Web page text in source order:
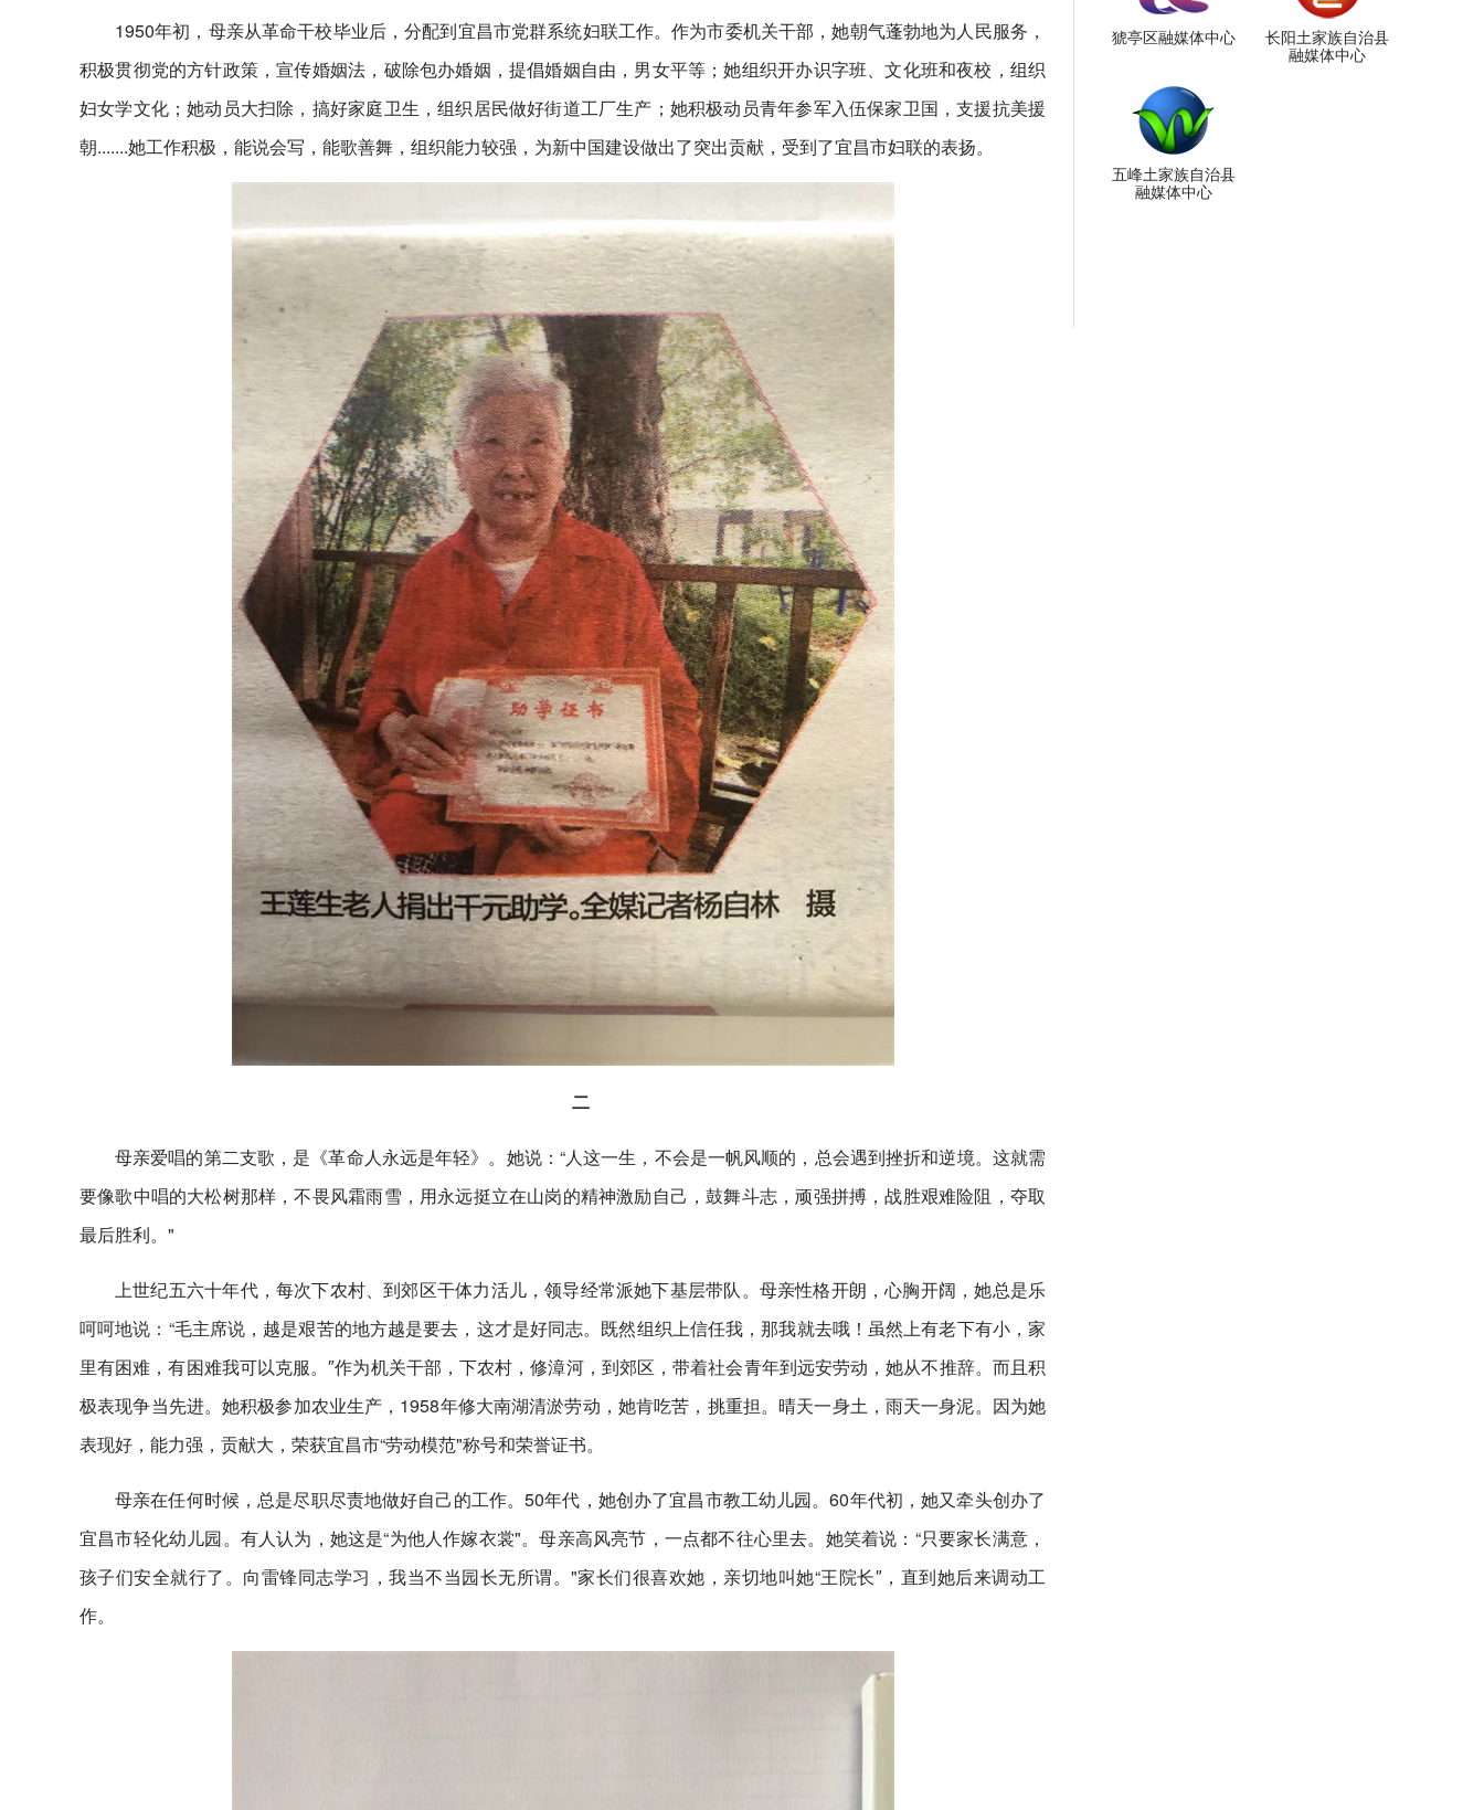
1950年初，母亲从革命干校毕业后，分配到宜昌市党群系统妇联工作。作为市委机关干部，她朝气蓬勃地为人民服务，
积极贯彻党的方针政策，宣传婚姻法，破除包办婚姻，提倡婚姻自由，男女平等；她组织开办识字班、文化班和夜校，组织
妇女学文化；她动员大扫除，搞好家庭卫生，组织居民做好街道工厂生产；她积极动员青年参军入伍保家卫国，支援抗美援
朝.......她工作积极，能说会写，能歌善舞，组织能力较强，为新中国建设做出了突出贡献，受到了宜昌市妇联的表扬。
二
母亲爱唱的第二支歌，是《革命人永远是年轻》。她说：“人这一生，不会是一帆风顺的，总会遇到挫折和逆境。这就需
要像歌中唱的大松树那样，不畏风霜雨雪，用永远挺立在山岗的精神激励自己，鼓舞斗志，顽强拼搏，战胜艰难险阻，夺取
最后胜利。"
上世纪五六十年代，每次下农村、到郊区干体力活儿，领导经常派她下基层带队。母亲性格开朗，心胸开阔，她总是乐
呵呵地说：“毛主席说，越是艰苦的地方越是要去，这才是好同志。既然组织上信任我，那我就去哦！虽然上有老下有小，家
里有困难，有困难我可以克服。″作为机关干部，下农村，修漳河，到郊区，带着社会青年到远安劳动，她从不推辞。而且积
极表现争当先进。她积极参加农业生产，1958年修大南湖清淤劳动，她肯吃苦，挑重担。晴天一身土，雨天一身泥。因为她
表现好，能力强，贡献大，荣获宜昌市“劳动模范"称号和荣誉证书。
母亲在任何时候，总是尽职尽责地做好自己的工作。50年代，她创办了宜昌市教工幼儿园。60年代初，她又牵头创办了
宜昌市轻化幼儿园。有人认为，她这是“为他人作嫁衣裳"。母亲高风亮节，一点都不往心里去。她笑着说：“只要家长满意，
孩子们安全就行了。向雷锋同志学习，我当不当园长无所谓。"家长们很喜欢她，亲切地叫她“王院长″，直到她后来调动工
作。
猇亭区融媒体中心
长阳土家族自治县
融媒体中心
五峰土家族自治县
融媒体中心